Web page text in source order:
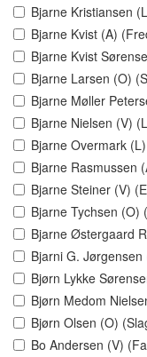
Bjarne Kristiansen
Bjarne Kvist (A)
Bjarne Kvist
Bjarne Larsen (O)
Bjarne Møller
Bjarne Nielsen (V)
Bjarne Overmark
Bjarne Rasmussen
Bjarne Steiner (V)
Bjarne Tychsen (O)
Bjarne Østergaard
Bjarni G.
Bjørn Lykke
Bjørn Medom
Bjørn Olsen (O)
Bo Andersen (V)